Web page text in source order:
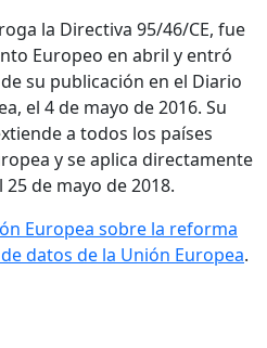
la Directiva 95/46/CE, fue
Europeo en abril y entró
su publicación en el Diario
el 4 de mayo de 2016. Su
a todos los países
y se aplica directamente
de mayo de 2018.
Europea sobre la reforma
datos de la Unión Europea.